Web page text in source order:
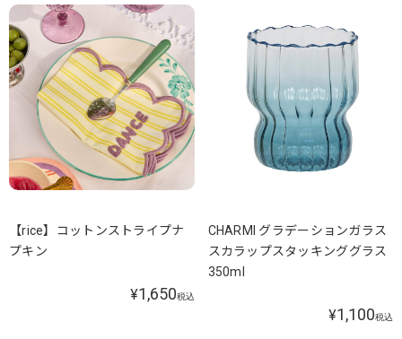
【rice】コットンストライプナ
プキン
¥1,650税込
CHARMI グラデーションガラス
スカラップスタッキンググラス
350ml
¥1,100税込